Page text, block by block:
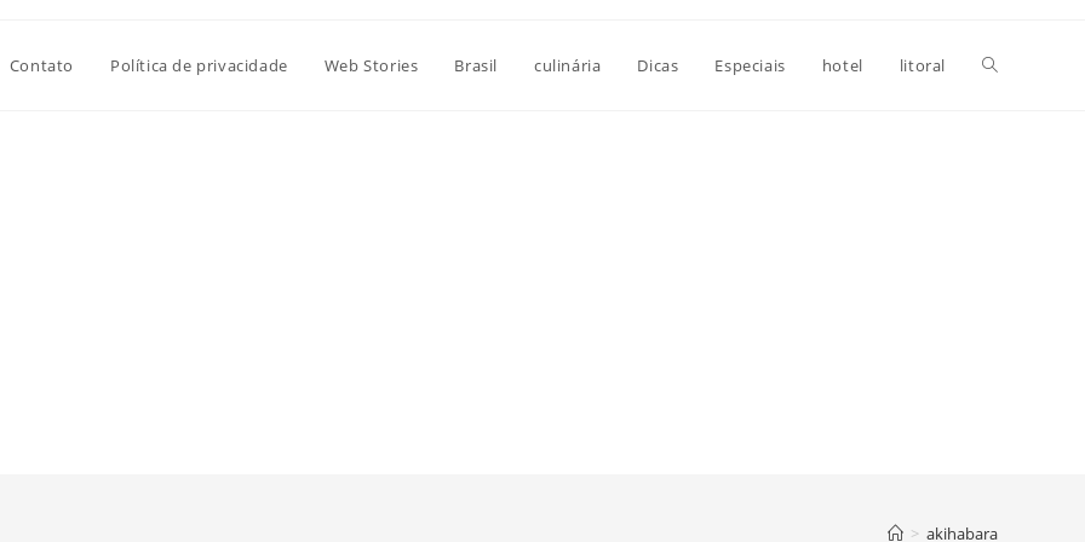
Contato Política de privacidade Web Stories Brasil culinária Dicas Especiais hotel litoral Alternar
> akihabara